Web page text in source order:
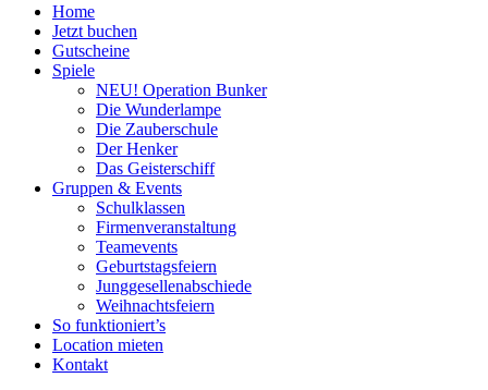
Home
Jetzt buchen
Gutscheine
Spiele
NEU! Operation Bunker
Die Wunderlampe
Die Zauberschule
Der Henker
Das Geisterschiff
Gruppen & Events
Schulklassen
Firmenveranstaltung
Teamevents
Geburtstagsfeiern
Junggesellenabschiede
Weihnachtsfeiern
So funktioniert’s
Location mieten
Kontakt